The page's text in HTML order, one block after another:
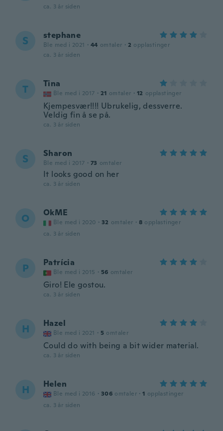
ca. 3 år siden
S stephane
Ble med i 2021 · 44 omtaler · 2 opplastinger
ca. 3 år siden
T Tina
Ble med i 2017 · 21 omtaler · 12 opplastinger
Kjempesvær!!!! Ubrukelig, dessverre.
Veldig fin å se på.
ca. 3 år siden
S Sharon
Ble med i 2017 · 73 omtaler
It looks good on her
ca. 3 år siden
O OkME
Ble med i 2020 · 32 omtaler · 8 opplastinger
ca. 3 år siden
P Patrícia
Ble med i 2015 · 56 omtaler
Giro! Ele gostou.
ca. 3 år siden
H Hazel
Ble med i 2021 · 5 omtaler
Could do with being a bit wider material.
ca. 3 år siden
H Helen
Ble med i 2016 · 306 omtaler · 1 opplastinger
ca. 3 år siden